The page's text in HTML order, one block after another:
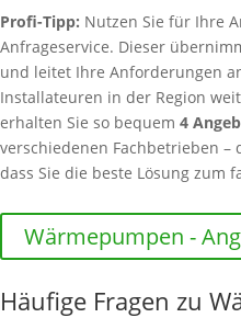
Profi-Tipp: Nutzen Sie für Ihre
Anfrageservice. Dieser
und leitet Ihre Anforderungen
Installateuren in der Region
erhalten Sie so bequem 4
verschiedenen Fachbetrieben
dass Sie die beste Lösung zum
Wärmepumpen -
Häufige Fragen zu